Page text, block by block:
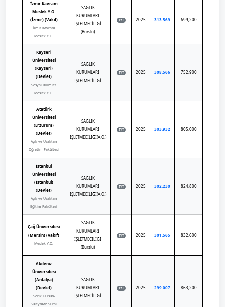
İzmir Kavram
Meslek Y.O.
(İzmir) (Vakıf)
İzmir Kavram
Meslek Y.O.
SAĞLIK
KURUMLARI
İŞLETMECİLİĞİ
(Burslu)
TYT 2025 313.569 699,200
Kayseri
Üniversitesi
(Kayseri)
(Devlet)
Sosyal Bilimler
Meslek Y.O.
SAĞLIK
KURUMLARI
İŞLETMECİLİĞİ
TYT 2025 308.566 752,900
Atatürk
Üniversitesi
(Erzurum)
(Devlet)
Açık ve Uzaktan
Öğretim Fakültesi
SAĞLIK
KURUMLARI
İŞLETMECİLİĞİ(A.Ö.)
TYT 2025 303.932 805,000
İstanbul
Üniversitesi
(İstanbul)
(Devlet)
Açık ve Uzaktan
Eğitim Fakültesi
SAĞLIK
KURUMLARI
İŞLETMECİLİĞİ(A.Ö.)
TYT 2025 302.230 824,800
Çağ Üniversitesi
(Mersin) (Vakıf)
Meslek Y.O.
SAĞLIK
KURUMLARI
İŞLETMECİLİĞİ
(Burslu)
TYT 2025 301.565 832,600
Akdeniz
Üniversitesi
(Antalya)
(Devlet)
Serik Gülsün-
Süleyman Süral
SAĞLIK
KURUMLARI
İŞLETMECİLİĞİ
TYT 2025 299.007 863,200